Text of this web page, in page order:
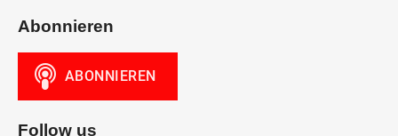
Abonnieren
Follow us